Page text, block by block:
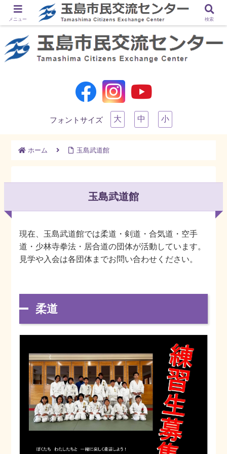
フォントサイズ 大 中 小
ホーム 玉島武道館
玉島武道館
現在、玉島武道館では柔道・剣道・合気道・空手
道・少林寺拳法・居合道の団体が活動しています。
見学や入会は各団体までお問い合わせください。
柔道
メニュー 検索